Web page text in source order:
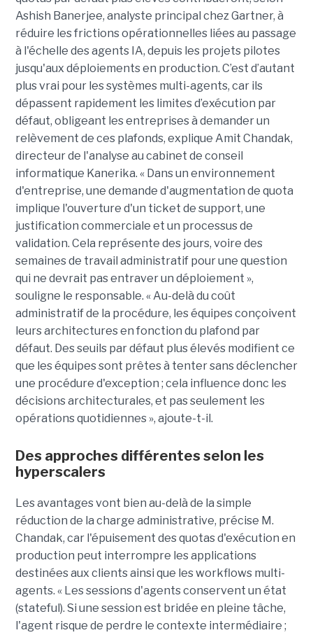
Ashish Banerjee, analyste principal chez Gartner, à
réduire les frictions opérationnelles liées au passage
à l'échelle des agents IA, depuis les projets pilotes
jusqu'aux déploiements en production. C’est d’autant
plus vrai pour les systèmes multi-agents, car ils
dépassent rapidement les limites d’exécution par
défaut, obligeant les entreprises à demander un
relèvement de ces plafonds, explique Amit Chandak,
directeur de l'analyse au cabinet de conseil
informatique Kanerika. « Dans un environnement
d'entreprise, une demande d'augmentation de quota
implique l'ouverture d'un ticket de support, une
justification commerciale et un processus de
validation. Cela représente des jours, voire des
semaines de travail administratif pour une question
qui ne devrait pas entraver un déploiement »,
souligne le responsable. « Au-delà du coût
administratif de la procédure, les équipes conçoivent
leurs architectures en fonction du plafond par
défaut. Des seuils par défaut plus élevés modifient ce
que les équipes sont prêtes à tenter sans déclencher
une procédure d'exception ; cela influence donc les
décisions architecturales, et pas seulement les
opérations quotidiennes », ajoute-t-il.
Des approches différentes selon les
hyperscalers
Les avantages vont bien au-delà de la simple
réduction de la charge administrative, précise M.
Chandak, car l'épuisement des quotas d'exécution en
production peut interrompre les applications
destinées aux clients ainsi que les workflows multi-
agents. « Les sessions d'agents conservent un état
(stateful). Si une session est bridée en pleine tâche,
l'agent risque de perdre le contexte intermédiaire ;